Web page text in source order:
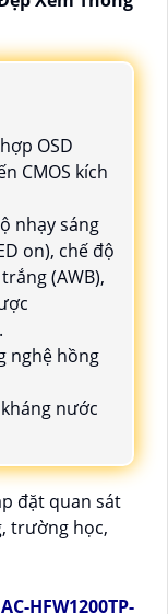
OSD
CMOS kích
nhạy sáng
on), chế độ
(AWB),
nghệ hồng
nước
đặt quan sát
trường học,
HFW1200TP-